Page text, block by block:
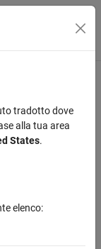
tradotto dove
alla tua area
States.
elenco: